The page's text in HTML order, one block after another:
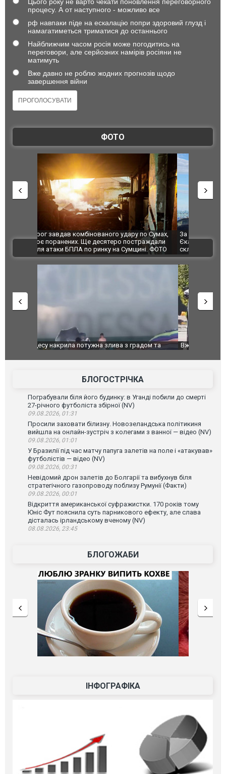
процесу. А от наступного - можливо все
рф навпаки піде на ескалацію попри здоровий глузд і
намагатиметься триматися до останнього
Найближчим часом росія може погодитись на
переговори, але серйозних намірів росіяни не
матимуть
Вже давно не роблю жодних прогнозів щодо
завершення війни
ФОТО
За 2000 кілометрів від кордону з Україною: в
Єкатеринбурзі після атаки дронів загорівся
склад Wildberries. ФОТО. ВІДЕО
"Мої
ВІДЕО
Вже вивели на тести: Ferrari готує оновлення
позашляховика Purosangue. ВІДЕО
Вийшов
фільму
БЛОГОСТРІЧКА
Пограбували біля його будинку: в Уганді побили до смерті
27-річного футболіста збірної (NV)
09.08.2026, 01:31
Просили заховати білизну. Новозеландська політикиня
вийшла на онлайн-зустріч з колегами з ванної — відео (NV)
09.08.2026, 01:01
У Бразилії під час матчу папуга залетів на поле і «атакував»
футболістів — відео (NV)
09.08.2026, 00:31
Невідомий дрон залетів до Болгарії та вибухнув біля
стратегічного газопроводу поблизу Румунії (Факти)
09.08.2026, 00:01
Відкриття американської суфражистки. 170 років тому
Юніс Фут пояснила суть парникового ефекту, але слава
дісталась ірландському вченому (NV)
08.08.2026, 23:45
БЛОГОЖАБИ
ІНФОГРАФІКА